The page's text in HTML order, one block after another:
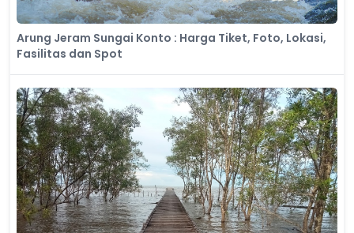
Arung Jeram Sungai Konto​ : Harga Tiket, Foto, Lokasi,
Fasilitas dan Spot